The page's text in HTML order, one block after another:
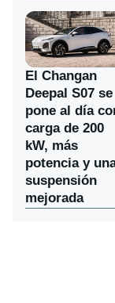
El Changan
Deepal S07 se
pone al día
carga de 200
kW, más
potencia y
suspensión
mejorada